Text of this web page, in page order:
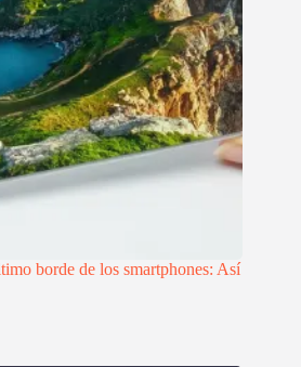
borde de los smartphones: Así